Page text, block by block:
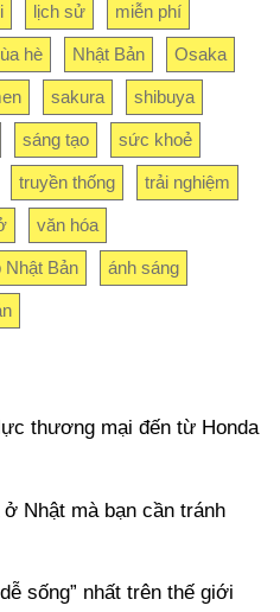
lịch sử miễn phí
hè Nhật Bản Osaka
sakura shibuya
sáng tạo sức khoẻ
truyền thống trải nghiệm
văn hóa
Nhật Bản ánh sáng
thương mại đến từ Honda
Nhật mà bạn cần tránh
sống” nhất trên thế giới